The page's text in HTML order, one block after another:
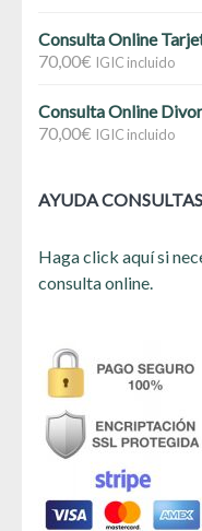
Consulta Online
70,00€ IGIC incluido
Consulta Online
70,00€ IGIC incluido
AYUDA
Haga click aquí si
consulta online.